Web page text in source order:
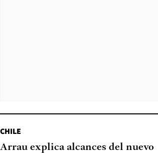
CHILE
Arrau explica alcances del nuevo